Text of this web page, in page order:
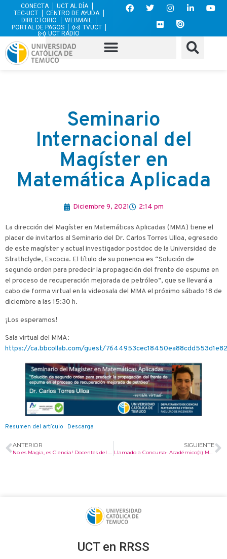
CONECTA
UCT AL DÍA
TEC-UCT
CENTRO DE AYUDA
DIRECTORIO
WEBMAIL
PORTAL DE PAGOS
TVUCT
UCT RADIO
Seminario
Internacional del
Magíster en
Matemática Aplicada
Diciembre 9, 2021 2:14 pm
La dirección del Magíster en Matemáticas Aplicadas (MMA) tiene el
placer de invitarlos al Seminario del Dr. Carlos Torres Ulloa, egresado
de este magíster y actual investigador postdoc de la Universidad de
Strathclyde, Escocia. El título de su ponencia es “Solución de
segundo orden para predecir la propagación del frente de espuma en
el proceso de recuperación mejorada de petróleo”, que se llevará a
cabo de forma virtual en la videosala del MMA el próximo sábado 18 de
diciembre a las 15:30 h.
¡Los esperamos!
Sala virtual del MMA:
https://ca.bbcollab.com/guest/
Resumen del artículo Descarga
ANTERIOR
No es Magia, es Ciencia! Docentes del Departamento organizan actividad demostrativa
SIGUIENTE
Llamado a Concurso- Académico(a) Matemáticas
UCT en RRSS